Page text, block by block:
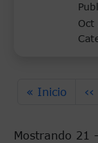
Oct
Primera
« Inicio ‹‹
Mostrando 21